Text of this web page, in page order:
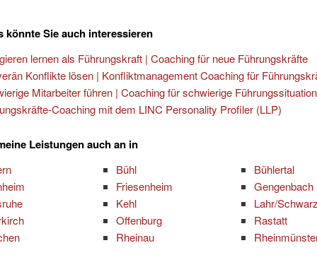
könnte Sie auch interessieren
lernen als Führungskraft | Coaching für neue Führungskräfte
Konflikte lösen | Konfliktmanagement Coaching für
Mitarbeiter führen | Coaching für schwierige
Coaching mit dem LINC Personality Profiler (LLP)
Leistungen auch an in
Bühl
Friesenheim
Kehl
Offenburg
Rheinau
Bühlertal
Gengenbach
Lahr/
Rastatt